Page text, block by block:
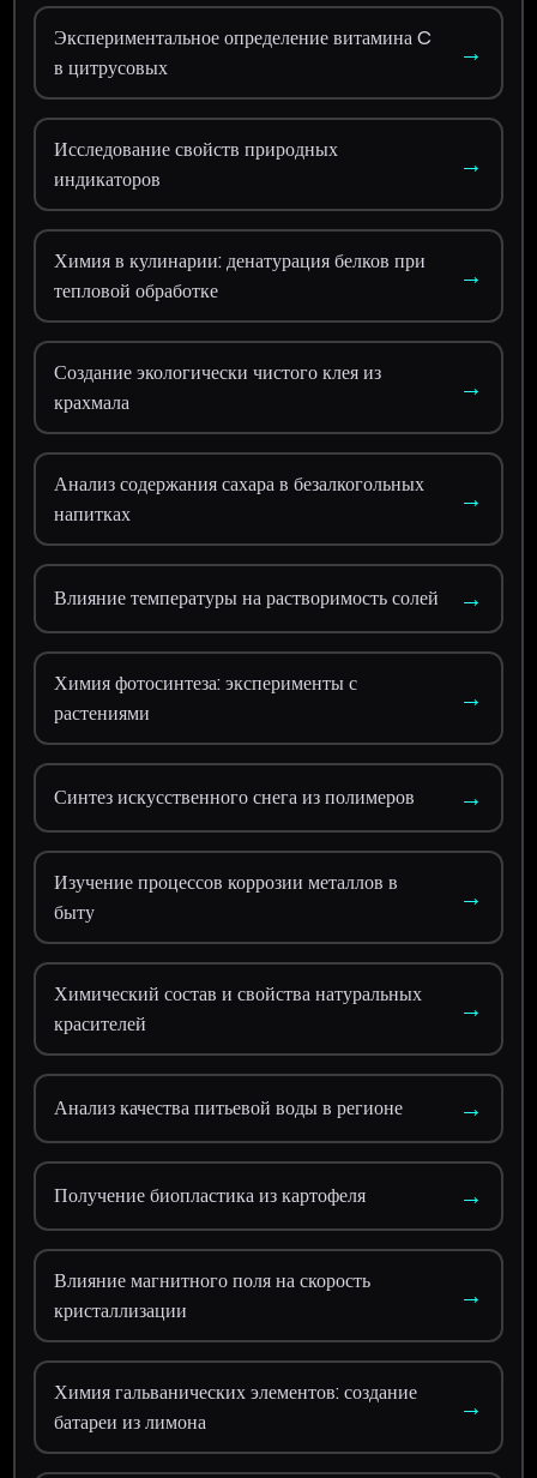
Экспериментальное определение витамина C
в цитрусовых
→
Исследование свойств природных
индикаторов
→
Химия в кулинарии: денатурация белков при
тепловой обработке
→
Создание экологически чистого клея из
крахмала
→
Анализ содержания сахара в безалкогольных
напитках
→
Влияние температуры на растворимость солей →
Химия фотосинтеза: эксперименты с
растениями
→
Синтез искусственного снега из полимеров →
Изучение процессов коррозии металлов в
быту
→
Химический состав и свойства натуральных
красителей
→
Анализ качества питьевой воды в регионе →
Получение биопластика из картофеля →
Влияние магнитного поля на скорость
кристаллизации
→
Химия гальванических элементов: создание
батареи из лимона
→